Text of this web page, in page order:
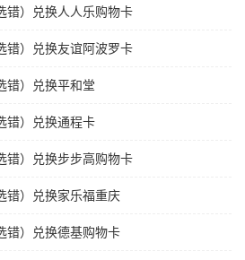
错）兑换人人乐购物卡
错）兑换友谊阿波罗卡
错）兑换平和堂
错）兑换通程卡
错）兑换步步高购物卡
错）兑换家乐福重庆
错）兑换德基购物卡